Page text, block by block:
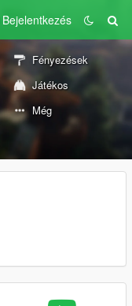
Bejelentkezés
Fényezések
Játékos
Még